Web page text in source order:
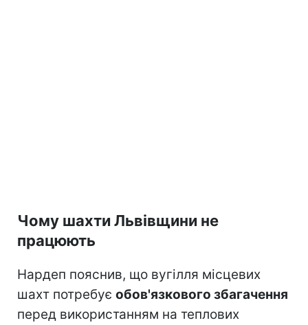
Чому шахти Львівщини не
працюють
Нардеп пояснив, що вугілля місцевих
шахт потребує обов'язкового збагачення
перед використанням на теплових